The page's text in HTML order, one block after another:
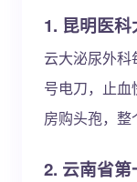
1. 昆明医
云大泌尿外
号电刀，止
房购头孢，整
2. 云南省